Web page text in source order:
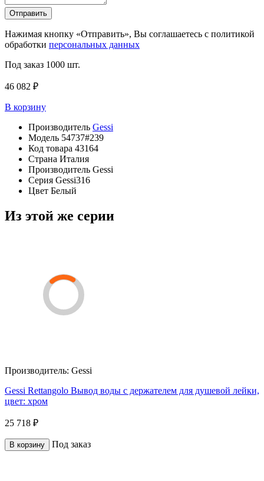
Отправить
Нажимая кнопку «Отправить», Вы соглашаетесь с политикой
обработки персональных данных
Под заказ 1000 шт.
46 082 ₽
В корзину
Производитель Gessi
Модель 54737#239
Код товара 43164
Страна Италия
Производитель Gessi
Серия Gessi316
Цвет Белый
Из этой же серии
Производитель: Gessi
Gessi Rettangolo Вывод воды с держателем для душевой лейки,
цвет: хром
25 718 ₽
В корзину Под заказ